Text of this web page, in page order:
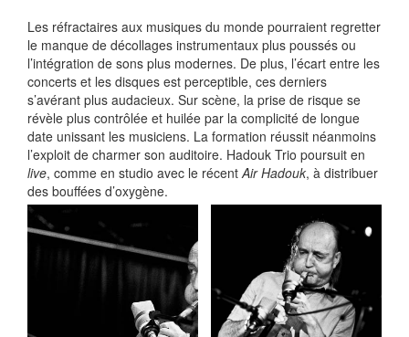
Les réfractaires aux musiques du monde pourraient regretter
le manque de décollages instrumentaux plus poussés ou
l’intégration de sons plus modernes. De plus, l’écart entre les
concerts et les disques est perceptible, ces derniers
s’avérant plus audacieux. Sur scène, la prise de risque se
révèle plus contrôlée et huilée par la complicité de longue
date unissant les musiciens. La formation réussit néanmoins
l’exploit de charmer son auditoire. Hadouk Trio poursuit en
live, comme en studio avec le récentAir Hadouk, à distribuer
des bouffées d’oxygène.